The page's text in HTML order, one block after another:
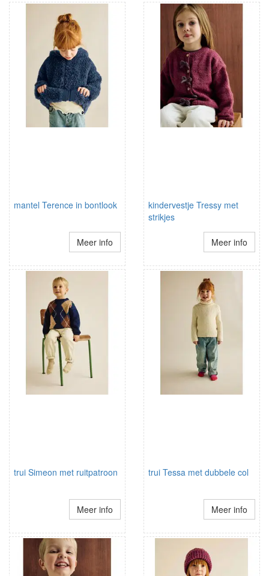
mantel Terence in bontlook
Meer info
kindervestje Tressy met
strikjes
Meer info
trui Simeon met ruitpatroon
Meer info
trui Tessa met dubbele col
Meer info